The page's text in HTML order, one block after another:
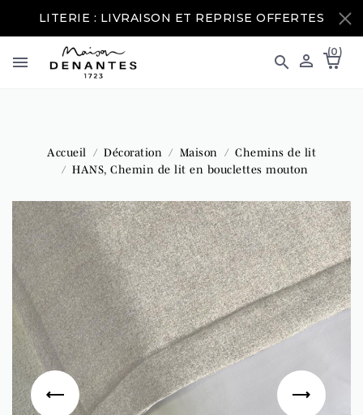
LITERIE : LIVRAISON ET REPRISE OFFERTES
  (0)

Accueil Décoration Maison
Chemins de lit
HANS, Chemin de lit en bouclettes mouton